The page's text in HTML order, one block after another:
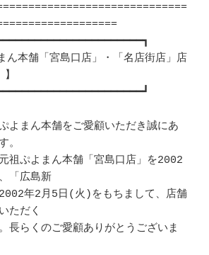
本舗「宮島口店」・「名店街店」店
よまん本舗をご愛顧いただき誠にあ
ます。
祖ぷよまん本舗「宮島口店」を2002
「広島新
年2月5日(火)をもちまして、店舗
ただく
長らくのご愛顧ありがとうございま